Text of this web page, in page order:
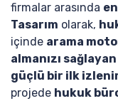
firmalar arasında
Tasarım olarak,
içinde arama
almanızı
güçlü bir ilk
projede hukuk